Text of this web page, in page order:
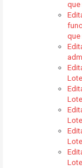
que
que